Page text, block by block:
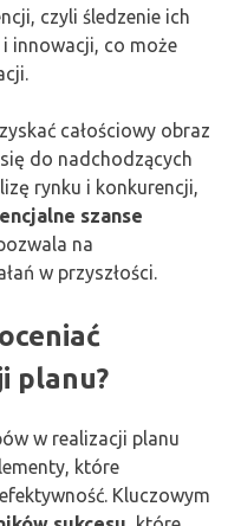
czyli śledzenie ich
innowacji, co może
całościowy obraz
do nadchodzących
rynku i konkurencji,
szanse
na
w przyszłości.
planu?
w realizacji planu
które
Kluczowym